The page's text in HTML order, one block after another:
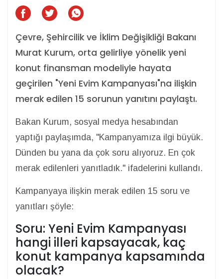
Çevre, Şehircilik ve İklim Değişikliği Bakanı
Murat Kurum, orta gelirliye yönelik yeni
konut finansman modeliyle hayata
geçirilen "Yeni Evim Kampanyası"na ilişkin
merak edilen 15 sorunun yanıtını paylaştı.
Bakan Kurum, sosyal medya hesabından
yaptığı paylaşımda, "Kampanyamıza ilgi büyük.
Dünden bu yana da çok soru alıyoruz. En çok
merak edilenleri yanıtladık." ifadelerini kullandı.
Kampanyaya ilişkin merak edilen 15 soru ve
yanıtları şöyle:
Soru: Yeni Evim Kampanyası
hangi illeri kapsayacak, kaç
konut kampanya kapsamında
olacak?